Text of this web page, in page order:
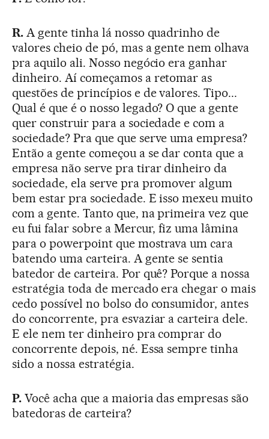
R.A gente tinha lá nosso quadrinho de
valores cheio de pó, mas a gente nem olhava
pra aquilo ali. Nosso negócio era ganhar
dinheiro. Aí começamos a retomar as
questões de princípios e de valores. Tipo...
Qual é que é o nosso legado? O que a gente
quer construir para a sociedade e com a
sociedade? Pra que que serve uma empresa?
Então a gente começou a se dar conta que a
empresa não serve pra tirar dinheiro da
sociedade, ela serve pra promover algum
bem estar pra sociedade. E isso mexeu muito
com a gente. Tanto que, na primeira vez que
eu fui falar sobre a Mercur, fiz uma lâmina
para o powerpoint que mostrava um cara
batendo uma carteira. A gente se sentia
batedor de carteira. Por quê? Porque a nossa
estratégia toda de mercado era chegar o mais
cedo possível no bolso do consumidor, antes
do concorrente, pra esvaziar a carteira dele.
E ele nem ter dinheiro pra comprar do
concorrente depois, né. Essa sempre tinha
sido a nossa estratégia.
P.Você acha que a maioria das empresas são
batedoras de carteira?